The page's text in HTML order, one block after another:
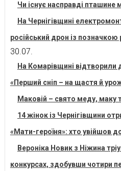
Чи існує насправді пташине
На Чернігівщині
російський дрон із позначкою
30.07.
На Комарівщині відтворили
«Перший сніп – на щастя й
Маковій – свято меду, маку
14 жінок із Чернігівщини
«Мати-героїня»: хто увійшов
Вероніка Новик з Ніжина
конкурсах, здобувши чотири